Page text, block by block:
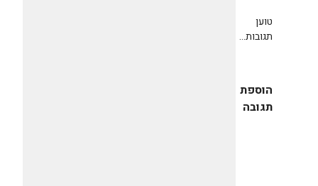
טוען
תגובות...
הוספת
תגובה